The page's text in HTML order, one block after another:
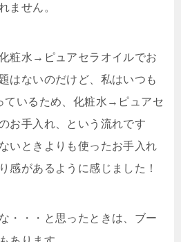
ません。
粧水→ピュアセラオイルでお
はないのだけど、私はいつも
ているため、化粧水→ピュアセ
お手入れ、という流れです
いときよりも使ったお手入れ
感があるように感じました！
・・・と思ったときは、ブー